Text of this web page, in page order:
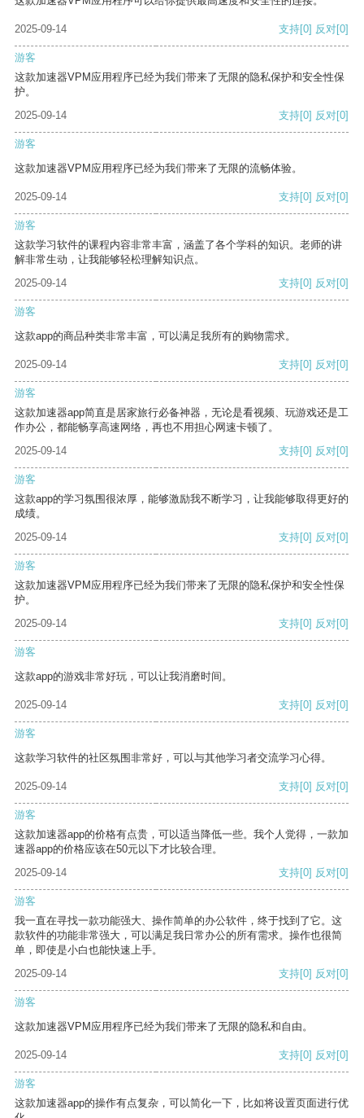
2025-09-14 支持[0] 反对[0]
游客
这款加速器VPM应用程序已经为我们带来了无限的隐私保护和安全性保
护。
2025-09-14
支持[0] 反对[0]
游客
这款加速器VPM应用程序已经为我们带来了无限的流畅体验。
2025-09-14 支持[0] 反对[0]
游客
这款学习软件的课程内容非常丰富，涵盖了各个学科的知识。老师的讲
解非常生动，让我能够轻松理解知识点。
2025-09-14
支持[0] 反对[0]
游客
这款app的商品种类非常丰富，可以满足我所有的购物需求。
2025-09-14 支持[0] 反对[0]
游客
这款加速器app简直是居家旅行必备神器，无论是看视频、玩游戏还是工
作办公，都能畅享高速网络，再也不用担心网速卡顿了。
2025-09-14
支持[0] 反对[0]
游客
这款app的学习氛围很浓厚，能够激励我不断学习，让我能够取得更好的
成绩。
2025-09-14
支持[0] 反对[0]
游客
这款加速器VPM应用程序已经为我们带来了无限的隐私保护和安全性保
护。
2025-09-14
支持[0] 反对[0]
游客
这款app的游戏非常好玩，可以让我消磨时间。
2025-09-14 支持[0] 反对[0]
游客
这款学习软件的社区氛围非常好，可以与其他学习者交流学习心得。
2025-09-14 支持[0] 反对[0]
游客
这款加速器app的价格有点贵，可以适当降低一些。我个人觉得，一款加
速器app的价格应该在50元以下才比较合理。
2025-09-14
支持[0] 反对[0]
游客
我一直在寻找一款功能强大、操作简单的办公软件，终于找到了它。这
款软件的功能非常强大，可以满足我日常办公的所有需求。操作也很简
单，即使是小白也能快速上手。
2025-09-14
支持[0] 反对[0]
游客
这款加速器VPM应用程序已经为我们带来了无限的隐私和自由。
2025-09-14 支持[0] 反对[0]
游客
这款加速器app的操作有点复杂，可以简化一下，比如将设置页面进行优